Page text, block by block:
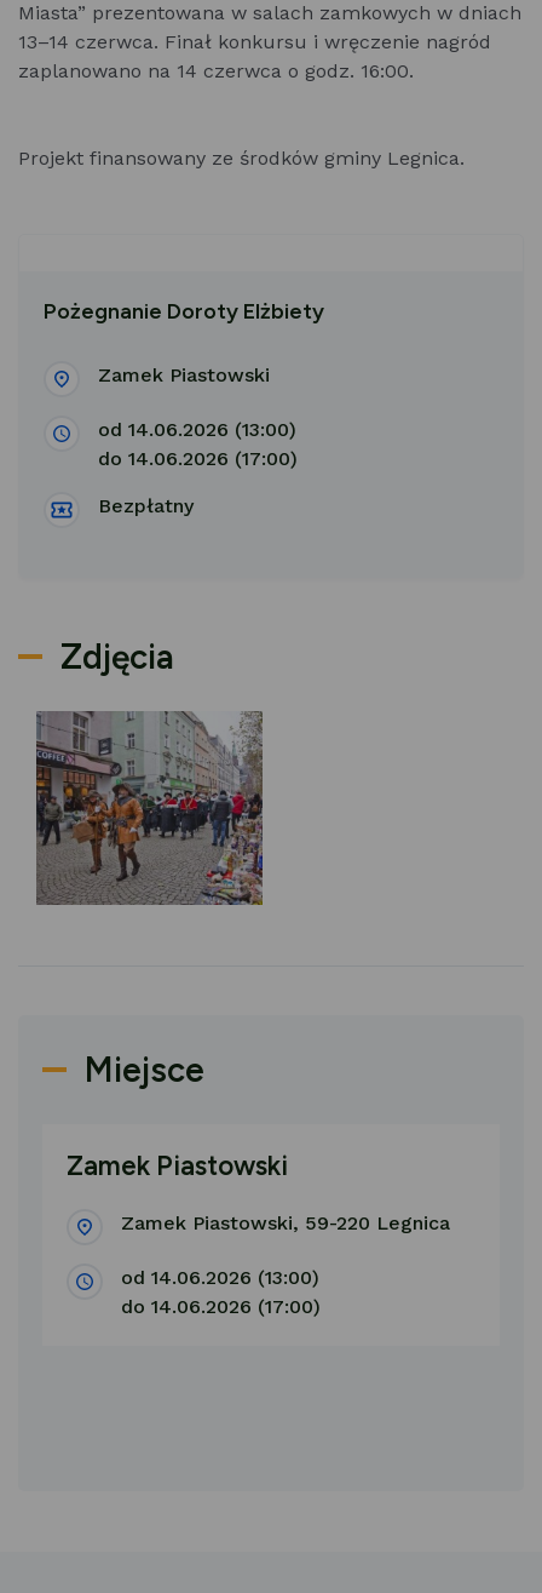
Miasta” prezentowana w salach zamkowych w dniach
13–14 czerwca. Finał konkursu i wręczenie nagród
zaplanowano na 14 czerwca o godz. 16:00.
Projekt finansowany ze środków gminy Legnica.
Pożegnanie Doroty Elżbiety
Zamek Piastowski
od 14.06.2026 (13:00)
do 14.06.2026 (17:00)
Bezpłatny
Zdjęcia
Miejsce
Zamek Piastowski
Zamek Piastowski, 59-220 Legnica
od 14.06.2026 (13:00)
do 14.06.2026 (17:00)